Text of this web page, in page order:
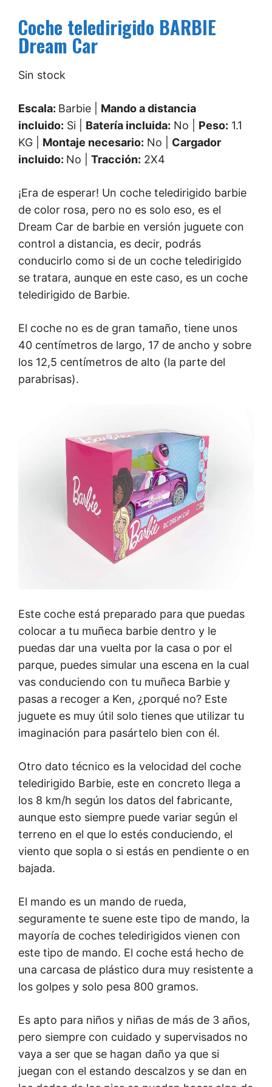
Coche teledirigido BARBIE
Dream Car
Sin stock
Escala: Barbie | Mando a distancia
incluido: Si | Batería incluida: No | Peso: 1.1
KG | Montaje necesario: No | Cargador
incluido: No | Tracción: 2X4
¡Era de esperar! Un coche teledirigido barbie
de color rosa, pero no es solo eso, es el
Dream Car de barbie en versión juguete con
control a distancia, es decir, podrás
conducirlo como si de un coche teledirigido
se tratara, aunque en este caso, es un coche
teledirigido de Barbie.
El coche no es de gran tamaño, tiene unos
40 centímetros de largo, 17 de ancho y sobre
los 12,5 centímetros de alto (la parte del
parabrisas).
Este coche está preparado para que puedas
colocar a tu muñeca barbie dentro y le
puedas dar una vuelta por la casa o por el
parque, puedes simular una escena en la cual
vas conduciendo con tu muñeca Barbie y
pasas a recoger a Ken, ¿porqué no? Este
juguete es muy útil solo tienes que utilizar tu
imaginación para pasártelo bien con él.
Otro dato técnico es la velocidad del coche
teledirigido Barbie, este en concreto llega a
los 8 km/h según los datos del fabricante,
aunque esto siempre puede variar según el
terreno en el que lo estés conduciendo, el
viento que sopla o si estás en pendiente o en
bajada.
El mando es un mando de rueda,
seguramente te suene este tipo de mando, la
mayoría de coches teledirigidos vienen con
este tipo de mando. El coche está hecho de
una carcasa de plástico dura muy resistente a
los golpes y solo pesa 800 gramos.
Es apto para niños y niñas de más de 3 años,
pero siempre con cuidado y supervisados no
vaya a ser que se hagan daño ya que si
juegan con el estando descalzos y se dan en